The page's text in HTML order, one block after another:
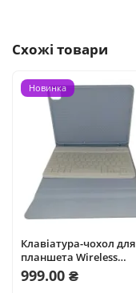
Схожі товари
Новинка
Клавіатура-чохол для
планшета Wireless
Keyboard Case 90 Hours
Working Time
999.00 ₴